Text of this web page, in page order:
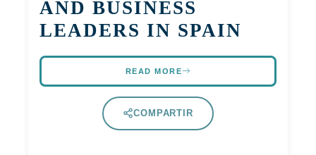
AND BUSINESS
LEADERS IN SPAIN
READ MORE
COMPARTIR